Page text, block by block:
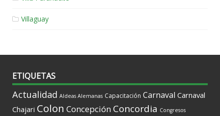
Villaguay
ETIQUETAS
Actualidad Aldeas Alemanas Capacitación Carnaval Carnaval
Chajari Colon Concepción Concordia Congresos